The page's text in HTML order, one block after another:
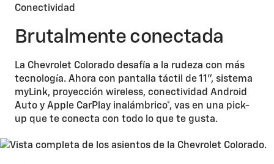
Conectividad
Brutalmente conectada
La Chevrolet Colorado desafía a la rudeza con más
tecnología. Ahora con pantalla táctil de 11”, sistema
myLink, proyección wireless, conectividad Android
Auto y Apple CarPlay inalámbrico*, vas en una pick-
up que te conecta con todo lo que te gusta.